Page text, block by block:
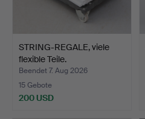
STRING-REGALE, viele
flexible Teile.
Beendet 7. Aug 2026
15 Gebote
200 USD